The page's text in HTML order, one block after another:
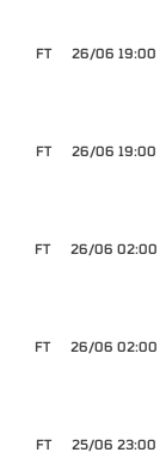
26/06 19:00
FT
26/06 19:00
FT
26/06 02:00
FT
26/06 02:00
FT
25/06 23:00
FT